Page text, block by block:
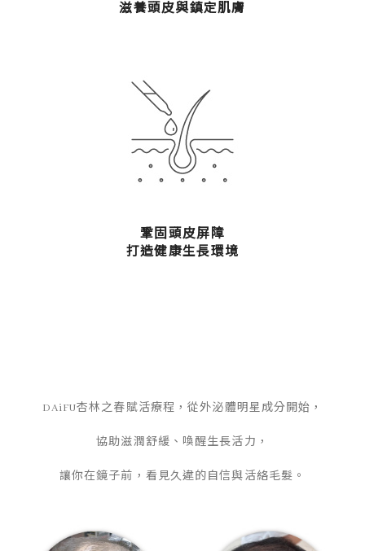
滋養頭皮與鎮定肌膚
鞏固頭皮屏障
打造健康生長環境
DAiFU杏林之春賦活療程，從外泌體明星成分開始，
協助滋潤舒緩、喚醒生長活力，
讓你在鏡子前，看見久違的自信與活絡毛髮。